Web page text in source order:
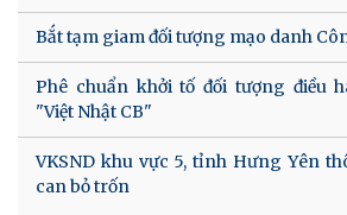
Bắt tạm giam đối tượng mạo danh
Phê chuẩn khởi tố đối tượng điều
"Việt Nhật CB"
VKSND khu vực 5, tỉnh Hưng Yên
can bỏ trốn